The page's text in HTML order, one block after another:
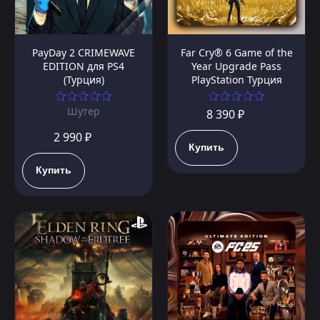
PayDay 2 CRIMEWAVE
EDITION для PS4
(Турция)
Шутер
2 990 ₽
Купить
Far Cry® 6 Game of the
Year Upgrade Pass
PlayStation Турция
8 390 ₽
Купить